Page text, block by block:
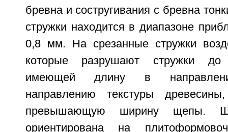
бревна и состругивания с бревна
стружки находится в диапазоне
0,8 мм. На срезанные стружки
которые разрушают стружки
имеющей длину в
направлению текстуры
превышающую ширину щепы.
ориентирована на